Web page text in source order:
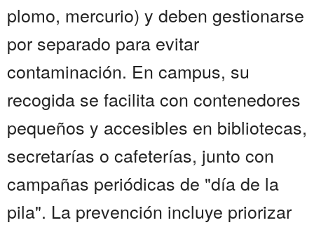
plomo, mercurio) y deben gestionarse
por separado para evitar
contaminación. En campus, su
recogida se facilita con contenedores
pequeños y accesibles en bibliotecas,
secretarías o cafeterías, junto con
campañas periódicas de "día de la
pila". La prevención incluye priorizar